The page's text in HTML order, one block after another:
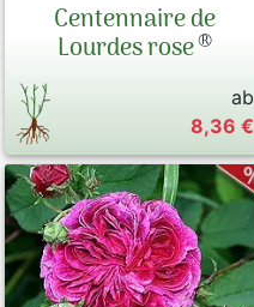
Centennaire de
Lourdes rose®
ab
8,36 €